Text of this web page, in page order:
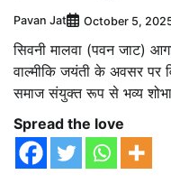
Pavan Jat October 5,
सिवनी मालवा (पवन जाट)
वाल्मीकि जयंती के अवसर पर
समाज संयुक्त रूप से भव्य
Spread the love